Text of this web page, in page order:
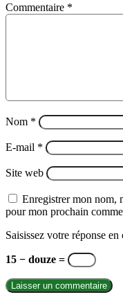
Commentaire *
Nom *
E-mail *
Site web
Enregistrer mon nom,
pour mon prochain
Saisissez votre réponse
15 − douze =